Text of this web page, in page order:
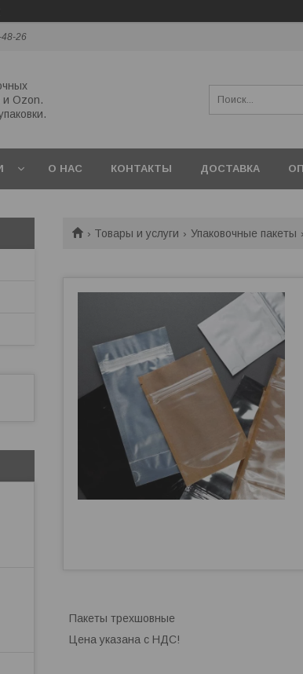
48-26
и Ozon.
О НАС КОНТАКТЫ ДОСТАВКА
Товары и услуги Упаковочные пакеты
Пакеты трехшовные
Цена указана с НДС!